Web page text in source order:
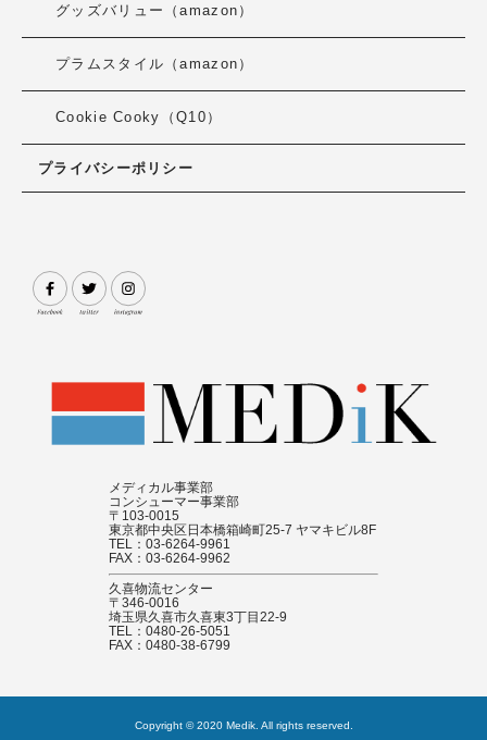
グッズバリュー（amazon）
プラムスタイル（amazon）
Cookie Cooky（Q10）
プライバシーポリシー
メディカル事業部
コンシューマー事業部
〒103-0015
東京都中央区日本橋箱崎町25-7 ヤマキビル8F
TEL：03-6264-9961
FAX：03-6264-9962
久喜物流センター
〒346-0016
埼玉県久喜市久喜東3丁目22-9
TEL：0480-26-5051
FAX：0480-38-6799
Copyright © 2020 Medik. All rights reserved.